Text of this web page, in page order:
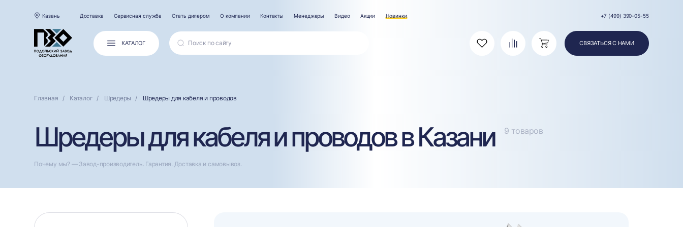
Казань Доставка Сервисная служба Стать дилером О компании Контакты Менеджеры Видео Акции Новинки +7 (499) 390-05-55
КАТАЛОГ Избранное СравнениеКорзина СВЯЗАТЬСЯ С НАМИ
Главная Каталог Шредеры Шредеры для кабеля и проводов
Шредеры для кабеля и проводов в Казани 9 товаров
Почему мы? — Завод-производитель. Гарантия. Доставка и самовывоз.